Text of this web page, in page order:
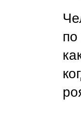
по